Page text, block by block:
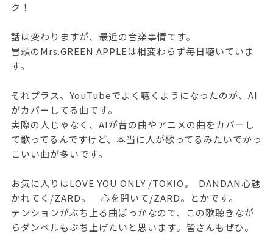
ク！
話は変わりますが、最近の音楽事情です。
冒頭のMrs.GREEN APPLEは相変わらず毎日聴いていま
す。
それプラス、YouTubeでよく聴くようになったのが、AI
がカバーしてる曲です。
実際の人じゃなく、AIが昔の曲やアニメの曲をカバーし
て歌ってるんですけど、本当に人が歌ってるみたいでかっ
こいい曲が多いです。
お気に入りはLOVE YOU ONLY /TOKIO。 DANDAN心魅
かれてく/ZARD。 心を開いて/ZARD。とかです。
テンションがぶち上る曲ばっかなので、この歌聴きなが
らダンベルもぶち上げたいと思います。皆さんもぜひ。